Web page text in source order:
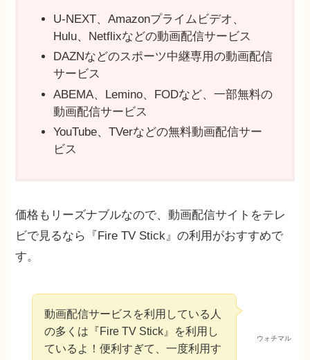
U-NEXT、Amazonプライムビデオ、
Hulu、Netflixなどの動画配信サービス
DAZNなどのスポーツ中継専用の動画配信
サービス
ABEMA、Lemino、FODなど、一部無料の
動画配信サービス
YouTube、TVerなどの無料動画配信サー
ビス
価格もリーズナブルなので、動画配信サイトをテレ
ビで見るなら『Fire TV Stick』の利用がおすすめで
す。
ウォチマル
動画配信サービスを利用している人
の多くは『Fire TV Stick』を利用し
ているよ！便利すぎて、一度利用す